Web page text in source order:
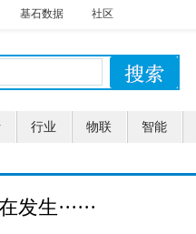
基石数据 社区
行业 物联 智能
生······